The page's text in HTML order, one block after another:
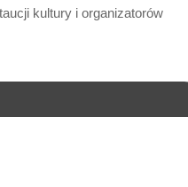
kultury i organizatorów